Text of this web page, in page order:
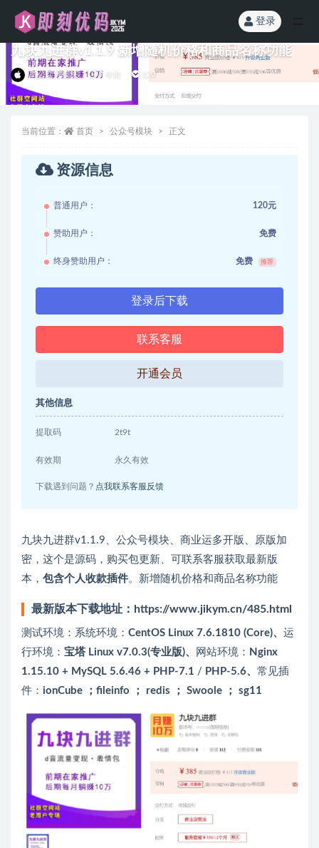
登录
九块九进群v1.1.9 新增随机价格和商品名称功能
公众号模块 5 年前 120
当前位置： 首页 公众号模块 正文
资源信息
普通用户： 120元
赞助用户： 免费
终身赞助用户： 免费 推荐
登录后下载
联系客服
开通会员
其他信息
提取码 2t9t
有效期 永久有效
下载遇到问题？ 点我联系客服反馈
九块九进群v1.1.9、公众号模块、商业运多开版、原版加
密，这个是源码，购买包更新、可联系客服获取最新版
本， 包含个人收款插件。新增随机价格和商品名称功能
最新版本下载地址：https://www.jikym.cn/485.html
测试环境：系统环境： CentOS Linux 7.6.1810 (Core)、 运
行环境： 宝塔 Linux v7.0.3(专业版)、 网站环境： Nginx
1.15.10 + MySQL 5.6.46 + PHP-7.1 / PHP-5.6、 常见插
件： ionCube ；fileinfo ； redis ； Swoole ； sg11